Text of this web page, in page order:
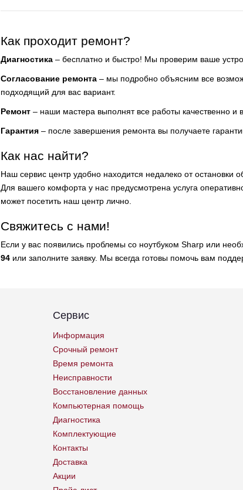
Как проходит ремонт?
Диагностика – бесплатно и быстро! Мы проверим ваше
Согласование ремонта – мы подробно объясним все
подходящий для вас вариант.
Ремонт – наши мастера выполнят все работы качественно и
Гарантия – после завершения ремонта вы получаете
Как нас найти?
Наш сервис центр удобно находится недалеко от остановки
Для вашего комфорта у нас предусмотрена услуга
может посетить наш центр лично.
Свяжитесь с нами!
Если у вас появились проблемы со ноутбуком Sharp или
94 или заполните заявку. Мы всегда готовы помочь вам
Сервис
Информация
Срочный ремонт
Время ремонта
Неисправности
Восстановление данных
Компьютерная помощь
Диагностика
Комплектующие
Контакты
Доставка
Акции